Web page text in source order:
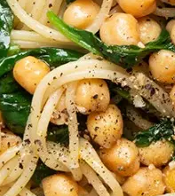
VEGANUARY ?